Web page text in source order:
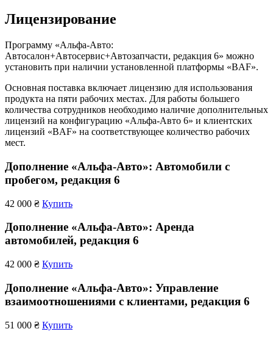
Лицензирование
Программу «Альфа-Авто:
Автосалон+Автосервис+Автозапчасти, редакция 6» можно
установить при наличии установленной платформы «BAF».
Основная поставка включает лицензию для использования
продукта на пяти рабочих местах. Для работы большего
количества сотрудников необходимо наличие дополнительных
лицензий на конфигурацию «Альфа-Авто 6» и клиентских
лицензий «BAF» на соответствующее количество рабочих
мест.
Дополнение «Альфа-Авто»: Автомобили с
пробегом, редакция 6
42 000 ₴ Купить
Дополнение «Альфа-Авто»: Аренда
автомобилей, редакция 6
42 000 ₴ Купить
Дополнение «Альфа-Авто»: Управление
взаимоотношениями с клиентами, редакция 6
51 000 ₴ Купить